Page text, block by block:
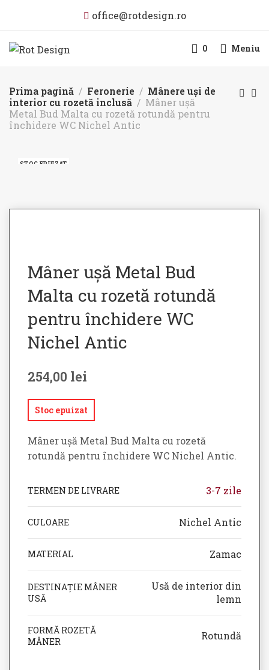
office@rotdesign.ro
0 Meniu
Prima pagină Feronerie
Mânere uși de
interior cu rozetă inclusă
Mâner ușă
Metal Bud Malta cu rozetă rotundă pentru
închidere WC Nichel Antic
STOC EPUIZAT
Mâner ușă Metal Bud
Malta cu rozetă rotundă
pentru închidere WC
Nichel Antic
254,00 lei
Stoc epuizat
Mâner ușă Metal Bud Malta cu rozetă
rotundă pentru închidere WC Nichel Antic.
TERMEN DE LIVRARE 3-7 zile
CULOARE Nichel Antic
MATERIAL Zamac
DESTINAȚIE MÂNER
USĂ
Usă de interior din
lemn
FORMĂ ROZETĂ
MÂNER
Rotundă